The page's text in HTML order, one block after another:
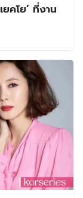
คโย’ ที่งาน